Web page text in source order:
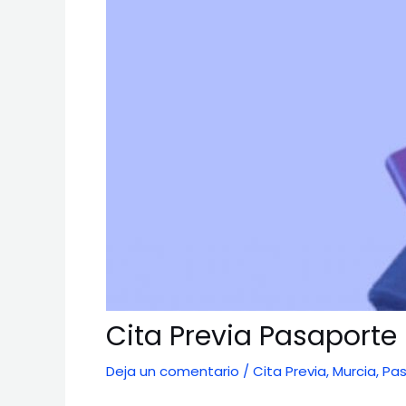
Cita Previa
Deja un comentario / Cita Previa,Murcia,